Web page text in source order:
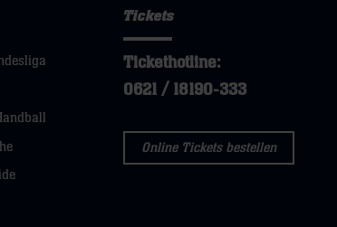
Tickets
Tickethotline:
0621 / 18190-333
Online Tickets bestellen